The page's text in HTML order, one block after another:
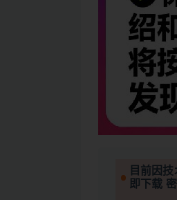
目前因
即下载